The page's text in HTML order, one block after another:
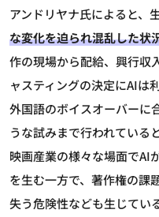
アンドリヤナ氏によると、
な変化を迫られ混乱した状
作の現場から配給、興行収
ャスティングの決定にAIは
外国語のボイスオーバーに
うな試みまで行われている
映画産業の様々な場面でAI
を生む一方で、著作権の課
失う危険性なども生じてい